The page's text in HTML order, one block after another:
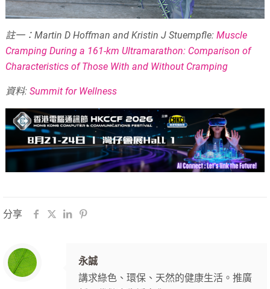
註一：Martin D Hoffman and Kristin J Stuempfle:Muscle
Cramping During a 161-km Ultramarathon: Comparison of
Characteristics of Those With and Without Cramping
資料:Summit for Wellness
分享
永誠
講求綠色、環保、天然的健康生活。推廣